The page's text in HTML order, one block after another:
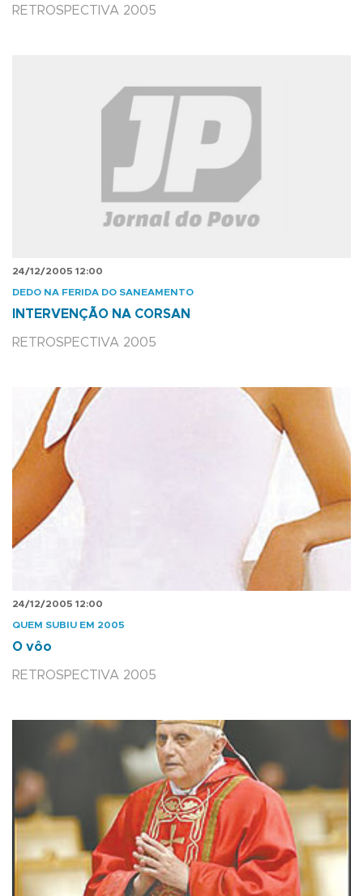
RETROSPECTIVA 2005
24/12/2005 12:00
DEDO NA FERIDA DO SANEAMENTO
INTERVENÇÃO NA CORSAN
RETROSPECTIVA 2005
24/12/2005 12:00
QUEM SUBIU EM 2005
O vôo
RETROSPECTIVA 2005